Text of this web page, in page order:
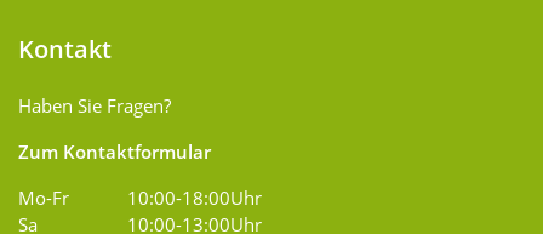
Kontakt
Haben Sie Fragen?
Zum Kontaktformular
Mo-Fr
10:00-18:00Uhr
Sa
10:00-13:00Uhr